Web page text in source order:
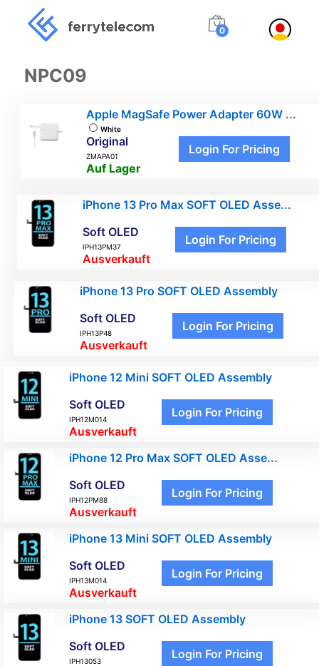
0
NPC09
Apple MagSafe Power Adapter 60W ...
White
Original
ZMAPA01
Auf Lager
Login For Pricing
iPhone 13 Pro Max SOFT OLED Asse...
Soft OLED
IPH13PM37
Ausverkauft
Login For Pricing
iPhone 13 Pro SOFT OLED Assembly
Soft OLED
IPH13P48
Ausverkauft
Login For Pricing
iPhone 12 Mini SOFT OLED Assembly
Soft OLED
IPH12M014
Ausverkauft
Login For Pricing
iPhone 12 Pro Max SOFT OLED Asse...
Soft OLED
IPH12PM88
Ausverkauft
Login For Pricing
iPhone 13 Mini SOFT OLED Assembly
Soft OLED
IPH13M014
Ausverkauft
Login For Pricing
iPhone 13 SOFT OLED Assembly
Soft OLED
IPH13053 Login For Pricing